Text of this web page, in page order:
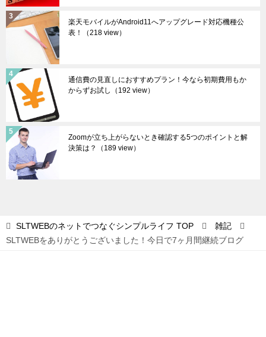
楽天モバイルがAndroid11へアップグレード対応機種公
表！
（218 view）
通信費の見直しにおすすめプラン！今なら初期費用もか
からずお試し
（192 view）
Zoomが立ち上がらないとき確認する5つのポイントと解
決策は？
（189 view）
SLTWEBのネットでつなぐシンプルライフ TOP
雑記
SLTWEBをありがとうございました！今日で7ヶ月間継続ブログ